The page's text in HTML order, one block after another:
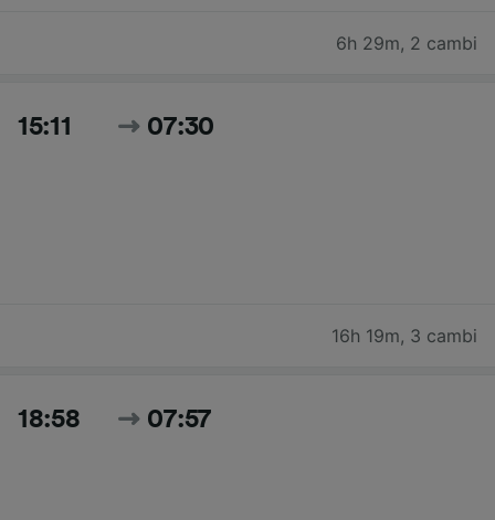
6h 29m, 2 cambi
15:11 07:30
16h 19m, 3 cambi
18:58 07:57